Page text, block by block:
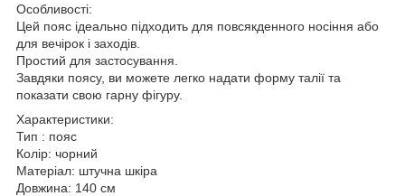
Особливості:
Цей пояс ідеально підходить для повсякденного носіння або
для вечірок і заходів.
Простий для застосування.
Завдяки поясу, ви можете легко надати форму талії та
показати свою гарну фігуру.
Характеристики:
Тип : пояс
Колір: чорний
Матеріал: штучна шкіра
Довжина: 140 см